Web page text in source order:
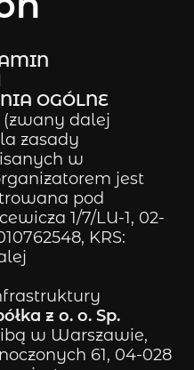
OGÓLNE
dalej
zasady
w
jest
pod
1/7/LU-1, 02-
KRS:
z o. o. Sp.
w Warszawie,
61, 04-028